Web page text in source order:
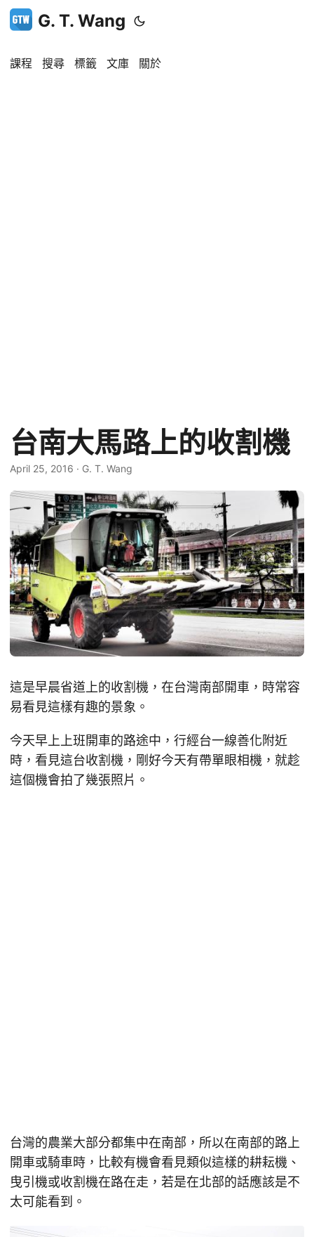
G. T. Wang
課程 搜尋 標籤 文庫 關於
台南大馬路上的收割機
April 25, 2016 · G. T. Wang
這是早晨省道上的收割機，在台灣南部開車，時常容
易看見這樣有趣的景象。
今天早上上班開車的路途中，行經台一線善化附近
時，看見這台收割機，剛好今天有帶單眼相機，就趁
這個機會拍了幾張照片。
台灣的農業大部分都集中在南部，所以在南部的路上
開車或騎車時，比較有機會看見類似這樣的耕耘機、
曳引機或收割機在路在走，若是在北部的話應該是不
太可能看到。